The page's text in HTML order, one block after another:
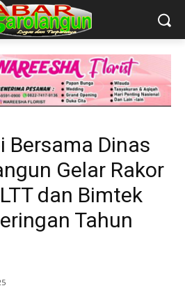
Bersama Dinas
Gelar Rakor
dan Bimtek
Tahun